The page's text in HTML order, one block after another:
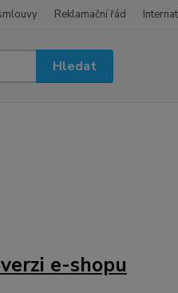
Reklamační řád
Hledat
e-shopu